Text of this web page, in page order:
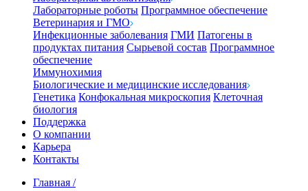
Лабораторные роботы Программное обеспечение
Ветеринария и ГМО
Инфекционные заболевания ГМИ Патогены в
продуктах питания Сырьевой состав Программное
обеспечение
Иммунохимия
Биологические и медицинские исследования
Генетика Конфокальная микроскопия Клеточная
биология
Поддержка
О компании
Карьера
Контакты
Главная /